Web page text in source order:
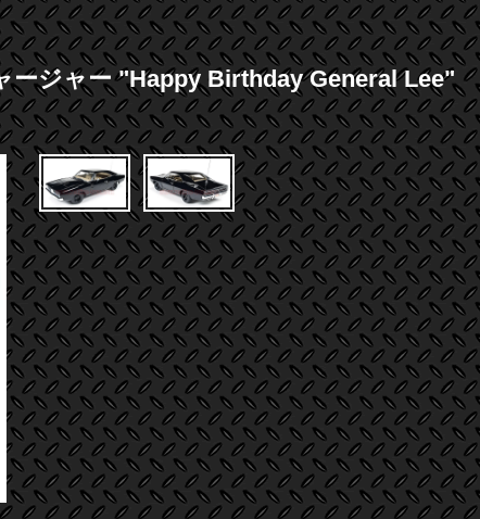
ージャー "Happy Birthday General Lee"